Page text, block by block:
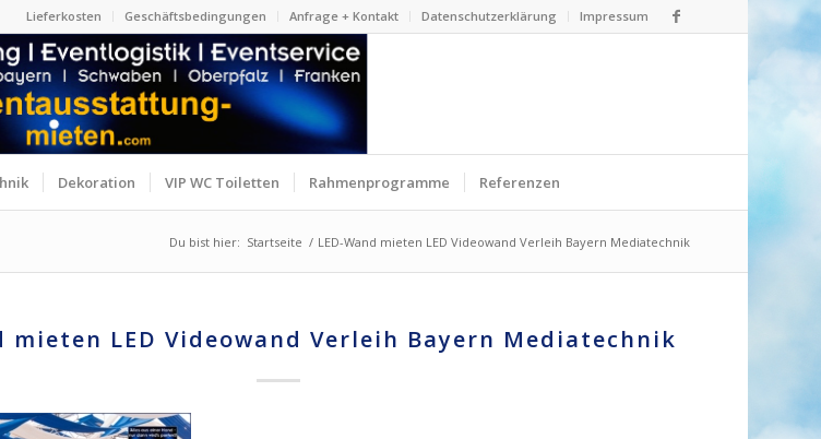
Lieferkosten Geschäftsbedingungen Anfrage + Kontakt Datenschutzerklärung Impressum
Dekoration VIP WC Toiletten Rahmenprogramme Referenzen
Du bist hier: Startseite / LED-Wand mieten LED Videowand Verleih Bayern Mediatechnik
mieten LED Videowand Verleih Bayern Mediatechnik